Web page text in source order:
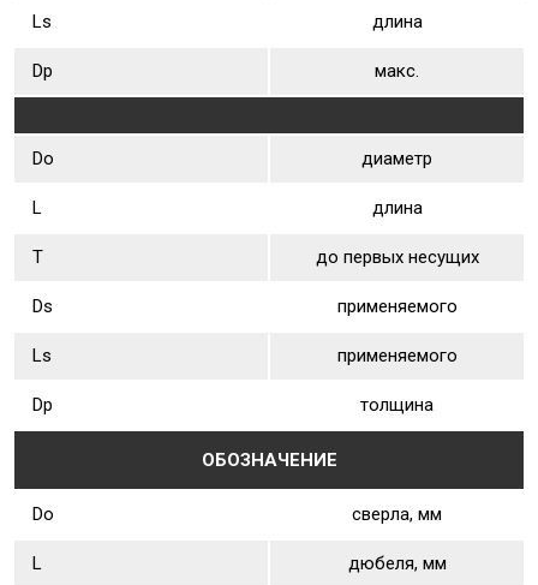
Ls длина
Dр макс.
Dо диаметр
L длина
Т до первых несущих
Ds применяемого
Ls применяемого
Dр толщина
ОБОЗНАЧЕНИЕ
Dо сверла, мм
L дюбеля, мм